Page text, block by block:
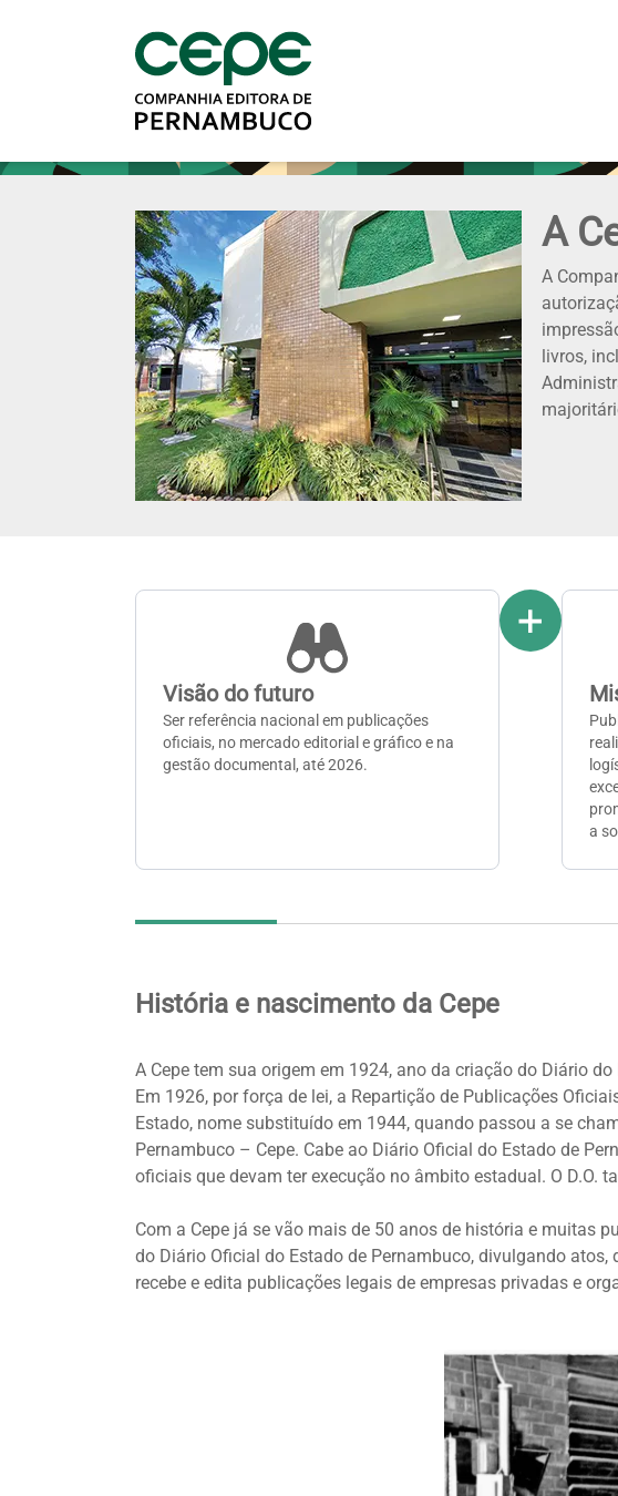
A
A
livros,
Visão do futuro
Ser referência nacional em publicações
oficiais, no mercado editorial e gráfico e na
gestão documental, até 2026.
a
História e nascimento da Cepe
A Cepe tem sua origem em 1924, ano da criação do Diário
Em 1926, por força de lei, a Repartição de Publicações
Estado, nome substituído em 1944, quando passou a se
Pernambuco – Cepe. Cabe ao Diário Oficial do Estado de
oficiais que devam ter execução no âmbito estadual. O D.O.
Com a Cepe já se vão mais de 50 anos de história e muitas
do Diário Oficial do Estado de Pernambuco, divulgando
recebe e edita publicações legais de empresas privadas e